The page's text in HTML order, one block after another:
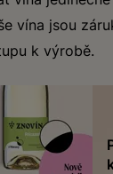
vína jsou
k výrobě.